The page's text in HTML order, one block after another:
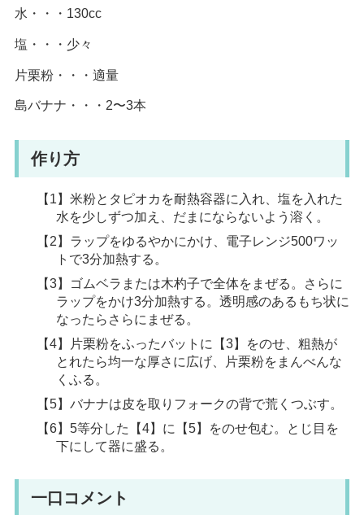
水・・・130cc
塩・・・少々
片栗粉・・・適量
島バナナ・・・2〜3本
作り方
【1】米粉とタピオカを耐熱容器に入れ、塩を入れた
水を少しずつ加え、だまにならないよう溶く。
【2】ラップをゆるやかにかけ、電子レンジ500ワッ
トで3分加熱する。
【3】ゴムベラまたは木杓子で全体をまぜる。さらに
ラップをかけ3分加熱する。透明感のあるもち状に
なったらさらにまぜる。
【4】片栗粉をふったバットに【3】をのせ、粗熱が
とれたら均一な厚さに広げ、片栗粉をまんべんな
くふる。
【5】バナナは皮を取りフォークの背で荒くつぶす。
【6】5等分した【4】に【5】をのせ包む。とじ目を
下にして器に盛る。
一口コメント